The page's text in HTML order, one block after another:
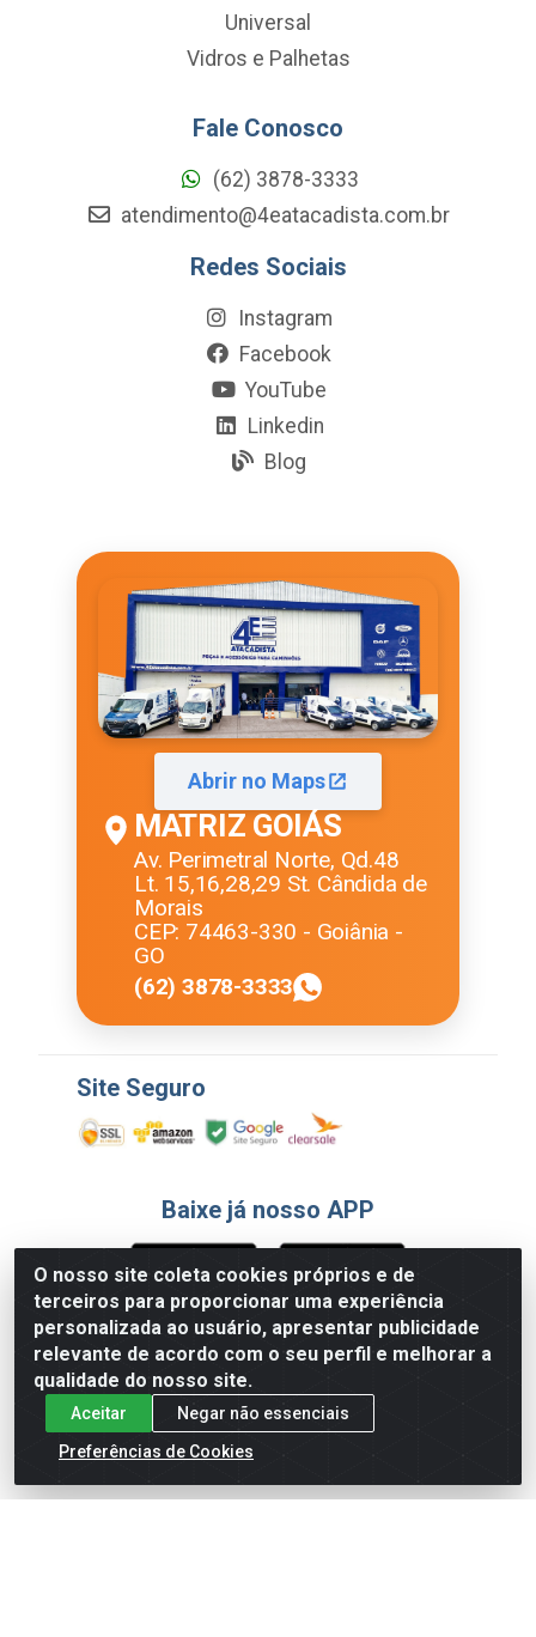
O nosso site coleta cookies próprios e de
terceiros para proporcionar uma experiência
personalizada ao usuário, apresentar publicidade
relevante de acordo com o seu perfil e melhorar a
qualidade do nosso site.
Aceitar
Negar não essenciais
Preferências de Cookies
Universal
Vidros e Palhetas
Fale Conosco
(62) 3878-3333
atendimento@4eatacadista.com.br
Redes Sociais
Instagram
Facebook
YouTube
Linkedin
Blog
Abrir no Maps
MATRIZ GOIÁS
Av. Perimetral Norte, Qd.48
Lt. 15,16,28,29 St. Cândida de
Morais
CEP: 74463-330 - Goiânia -
GO
(62) 3878-3333
Site Seguro
Baixe já nosso APP
Formas de Pagamento